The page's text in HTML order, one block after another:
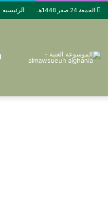
الجمعة 24 صفر 1448هـ الرئيسية